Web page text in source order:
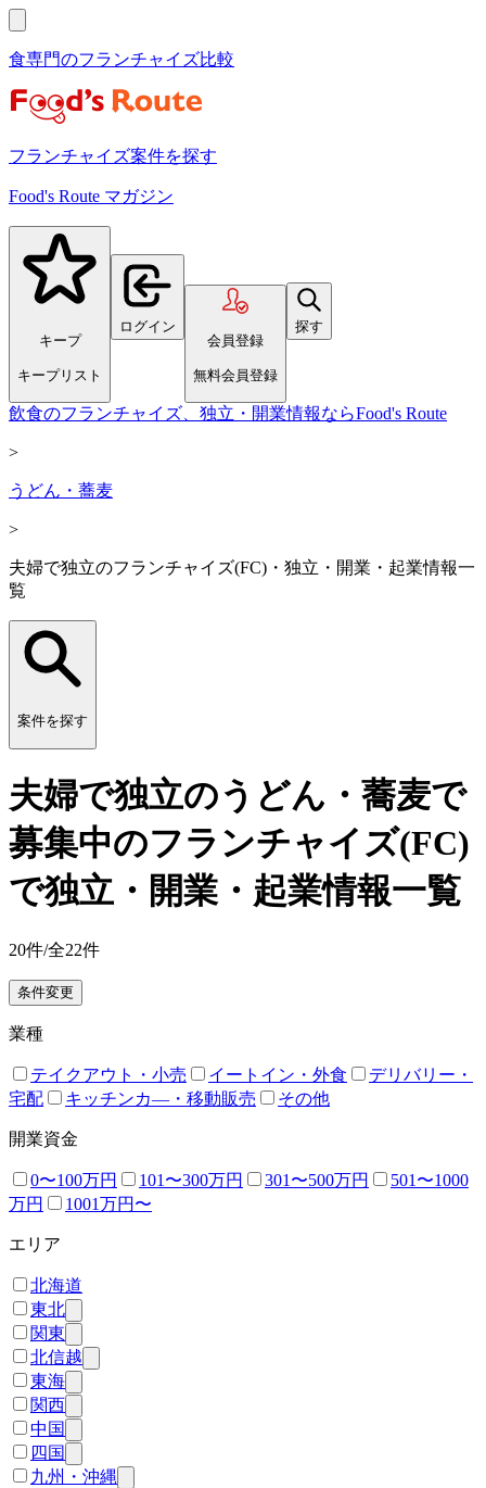
食専門のフランチャイズ比較
フランチャイズ案件を探す
Food's Route マガジン
キープ
キープリスト
ログイン
会員登録
無料会員登録
探す
飲食のフランチャイズ、独立・開業情報ならFood's Route
>
うどん・蕎麦
>
夫婦で独立のフランチャイズ(FC)・独立・開業・起業情報一
覧
案件を探す
夫婦で独立のうどん・蕎麦で
募集中のフランチャイズ(FC)
で独立・開業・起業情報一覧
20件/全22件
条件変更
業種
テイクアウト・小売 イートイン・外食
デリバリー・
宅配
キッチンカ―・移動販売 その他
開業資金
0〜100万円 101〜300万円 301〜500万円
501〜1000
万円
1001万円〜
エリア
北海道
東北
関東
北信越
東海
関西
中国
四国
九州・沖縄